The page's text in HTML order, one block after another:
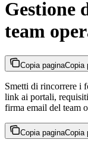
Gestione
team
Copia paginaCopia
Smetti di rincorrere i
link ai portali,
firma email del team
Copia paginaCopia